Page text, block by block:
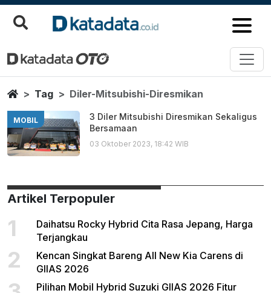
Diler Mitsubishi Diresmikan
Berita Terbaru
HomeTag Diler-Mitsubishi-Diresmikan
MOBIL
3 Diler Mitsubishi Diresmikan Sekaligus
Bersamaan
03 Oktober 2023, 18:42 WIB
Artikel Terpopuler
1
Daihatsu Rocky Hybrid Cita Rasa Jepang, Harga
Terjangkau
2
Kencan Singkat Bareng All New Kia Carens di
GIIAS 2026
Pilihan Mobil Hybrid Suzuki GIIAS 2026 Fitur